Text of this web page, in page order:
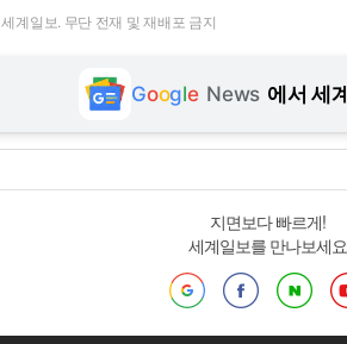
계일보. 무단 전재 및 재배포 금지
Google News 에서 세
지면보다 빠르게!
세계일보를 만나보세요